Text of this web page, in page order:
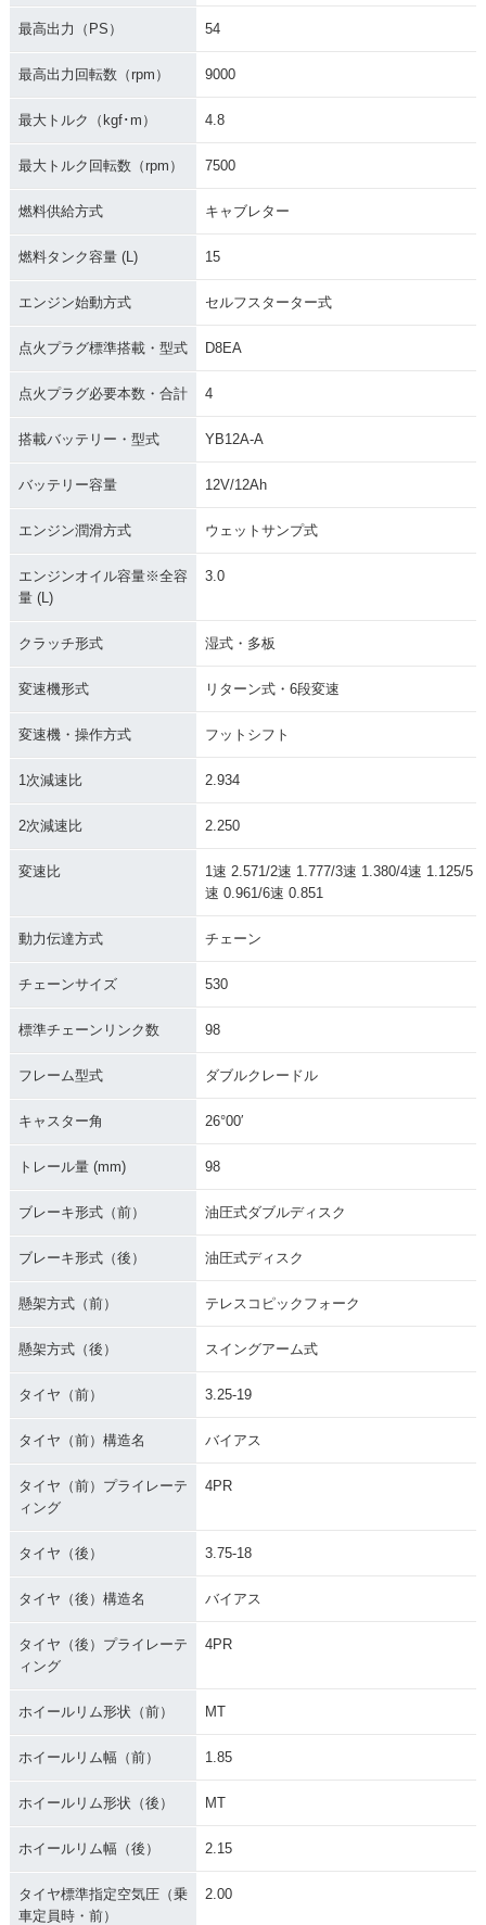
最高出力（PS） 54
最高出力回転数（rpm） 9000
最大トルク（kgf･m） 4.8
最大トルク回転数（rpm） 7500
燃料供給方式 キャブレター
燃料タンク容量 (L) 15
エンジン始動方式 セルフスターター式
点火プラグ標準搭載・型式 D8EA
点火プラグ必要本数・合計 4
搭載バッテリー・型式 YB12A-A
バッテリー容量 12V/12Ah
エンジン潤滑方式 ウェットサンプ式
エンジンオイル容量※全容
量 (L)
3.0
クラッチ形式 湿式・多板
変速機形式 リターン式・6段変速
変速機・操作方式 フットシフト
1次減速比 2.934
2次減速比 2.250
変速比
1速 2.571/2速 1.777/3速 1.380/4速 1.125/5
速 0.961/6速 0.851
動力伝達方式 チェーン
チェーンサイズ 530
標準チェーンリンク数 98
フレーム型式 ダブルクレードル
キャスター角 26°00′
トレール量 (mm) 98
ブレーキ形式（前） 油圧式ダブルディスク
ブレーキ形式（後） 油圧式ディスク
懸架方式（前） テレスコピックフォーク
懸架方式（後） スイングアーム式
タイヤ（前） 3.25-19
タイヤ（前）構造名 バイアス
タイヤ（前）プライレーテ
ィング
4PR
タイヤ（後） 3.75-18
タイヤ（後）構造名 バイアス
タイヤ（後）プライレーテ
ィング
4PR
ホイールリム形状（前） MT
ホイールリム幅（前） 1.85
ホイールリム形状（後） MT
ホイールリム幅（後） 2.15
タイヤ標準指定空気圧（乗
車定員時・前）
2.00